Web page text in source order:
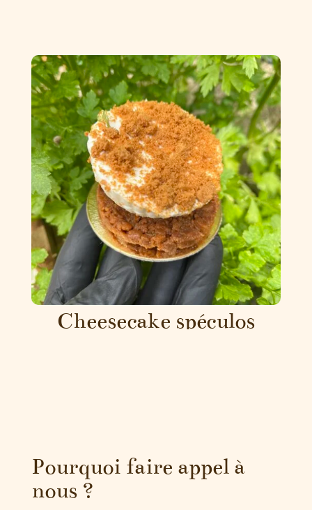
Cheesecake spéculos
Pourquoi faire appel à
nous ?